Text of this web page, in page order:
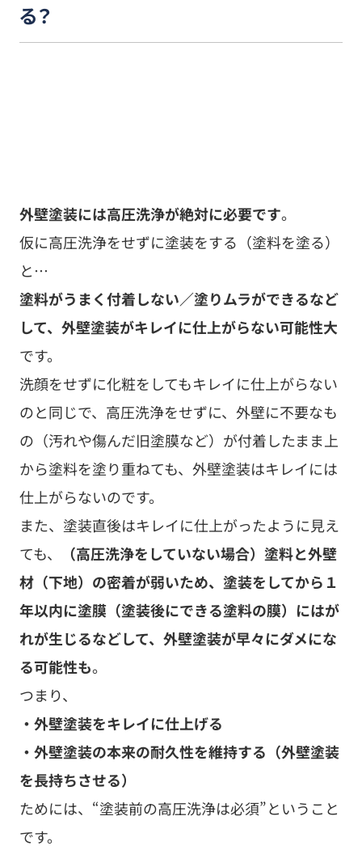
る？
して、外壁塗装がキレイに仕上がらない可能性大
です。
洗顔をせずに化粧をしてもキレイに仕上がらない
のと同じで、高圧洗浄をせずに、外壁に不要なも
の（汚れや傷んだ旧塗膜など）が付着したまま上
から塗料を塗り重ねても、外壁塗装はキレイには
仕上がらないのです。
また、塗装直後はキレイに仕上がったように見え
ても、（高圧洗浄をしていない場合）塗料と外壁
材（下地）の密着が弱いため、塗装をしてから１
年以内に塗膜（塗装後にできる塗料の膜）にはが
れが生じるなどして、外壁塗装が早々にダメにな
る可能性も。
つまり、
・外壁塗装をキレイに仕上げる
・外壁塗装の本来の耐久性を維持する（外壁塗装
を長持ちさせる）
ためには、“塗装前の高圧洗浄は必須”ということ
です。
３．外壁塗装の高圧洗浄にかかる費
用相場